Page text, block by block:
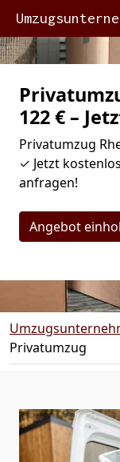
122 € –
Privatumzug
✓ Jetzt
anfragen!
Angebot
Privatumzug